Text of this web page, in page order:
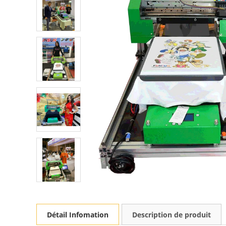
Détail Infomation Description de produit